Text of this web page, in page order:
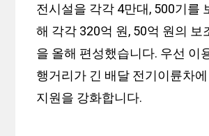
전시설을 각각 4만대, 500기를
해 각각 320억 원, 50억 원의 보
을 올해 편성했습니다. 우선 이
행거리가 긴 배달 전기이륜차
지원을 강화합니다.